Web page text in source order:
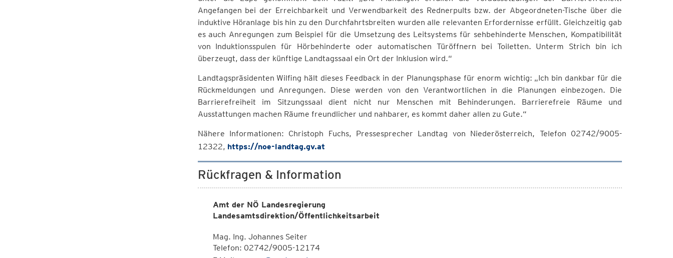
Angefangen bei der Erreichbarkeit und Verwendbarkeit des Rednerpults bzw. der Abgeordneten-Tische über die
induktive Höranlage bis hin zu den Durchfahrtsbreiten wurden alle relevanten Erfordernisse erfüllt. Gleichzeitig gab
es auch Anregungen zum Beispiel für die Umsetzung des Leitsystems für sehbehinderte Menschen, Kompatibilität
von Induktionsspulen für Hörbehinderte oder automatischen Türöffnern bei Toiletten. Unterm Strich bin ich
überzeugt, dass der künftige Landtagssaal ein Ort der Inklusion wird.“
Landtagspräsidenten Wilfing hält dieses Feedback in der Planungsphase für enorm wichtig: „Ich bin dankbar für die
Rückmeldungen und Anregungen. Diese werden von den Verantwortlichen in die Planungen einbezogen. Die
Barrierefreiheit im Sitzungssaal dient nicht nur Menschen mit Behinderungen. Barrierefreie Räume und
Ausstattungen machen Räume freundlicher und nahbarer, es kommt daher allen zu Gute.“
Nähere Informationen: Christoph Fuchs, Pressesprecher Landtag von Niederösterreich, Telefon 02742/9005-
12322, https://noe-landtag.gv.at
Rückfragen & Information
Amt der NÖ Landesregierung
Landesamtsdirektion/Öffentlichkeitsarbeit
Mag. Ing. Johannes Seiter
Telefon: 02742/9005-12174